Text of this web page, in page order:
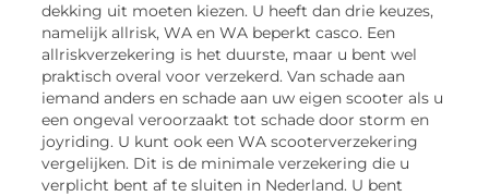
dekking uit moeten kiezen. U heeft dan drie keuzes,
namelijk allrisk, WA en WA beperkt casco. Een
allriskverzekering is het duurste, maar u bent wel
praktisch overal voor verzekerd. Van schade aan
iemand anders en schade aan uw eigen scooter als u
een ongeval veroorzaakt tot schade door storm en
joyriding. U kunt ook een WA scooterverzekering
vergelijken. Dit is de minimale verzekering die u
verplicht bent af te sluiten in Nederland. U bent